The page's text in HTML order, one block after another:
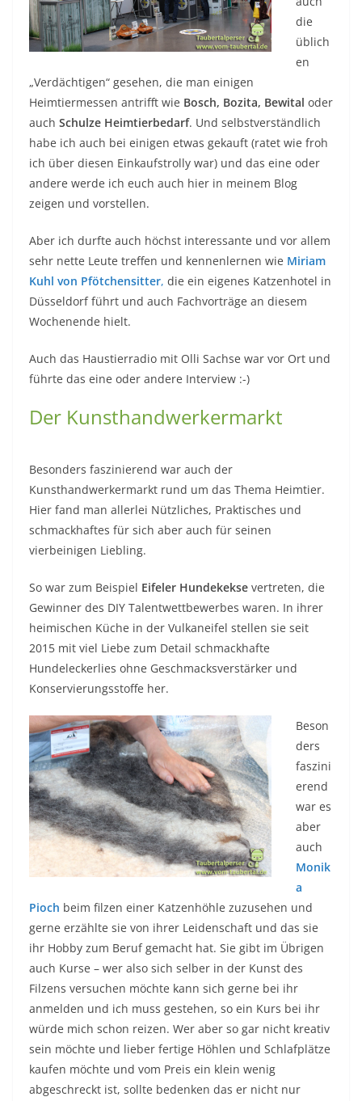
die
üblich
en
„Verdächtigen“ gesehen, die man einigen
Heimtiermessen antrifft wie Bosch, Bozita, Bewital oder
auch Schulze Heimtierbedarf. Und selbstverständlich
habe ich auch bei einigen etwas gekauft (ratet wie froh
ich über diesen Einkaufstrolly war) und das eine oder
andere werde ich euch auch hier in meinem Blog
zeigen und vorstellen.
Aber ich durfte auch höchst interessante und vor allem
sehr nette Leute treffen und kennenlernen wie Miriam
Kuhl von Pfötchensitter, die ein eigenes Katzenhotel in
Düsseldorf führt und auch Fachvorträge an diesem
Wochenende hielt.
Auch das Haustierradio mit Olli Sachse war vor Ort und
führte das eine oder andere Interview :-)
Der Kunsthandwerkermarkt
Besonders faszinierend war auch der
Kunsthandwerkermarkt rund um das Thema Heimtier.
Hier fand man allerlei Nützliches, Praktisches und
schmackhaftes für sich aber auch für seinen
vierbeinigen Liebling.
So war zum Beispiel Eifeler Hundekekse vertreten, die
Gewinner des DIY Talentwettbewerbes waren. In ihrer
heimischen Küche in der Vulkaneifel stellen sie seit
2015 mit viel Liebe zum Detail schmackhafte
Hundeleckerlies ohne Geschmacksverstärker und
Konservierungsstoffe her.
Beson
ders
faszini
erend
war es
aber
auch
Monik
a
Pioch beim filzen einer Katzenhöhle zuzusehen und
gerne erzählte sie von ihrer Leidenschaft und das sie
ihr Hobby zum Beruf gemacht hat. Sie gibt im Übrigen
auch Kurse – wer also sich selber in der Kunst des
Filzens versuchen möchte kann sich gerne bei ihr
anmelden und ich muss gestehen, so ein Kurs bei ihr
würde mich schon reizen. Wer aber so gar nicht kreativ
sein möchte und lieber fertige Höhlen und Schlafplätze
kaufen möchte und vom Preis ein klein wenig
abgeschreckt ist, sollte bedenken das er nicht nur